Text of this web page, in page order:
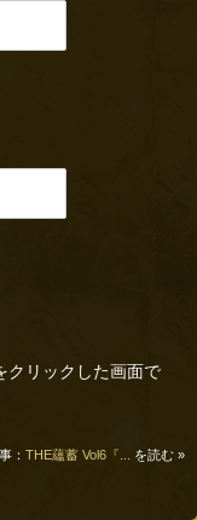
クリックした画面で
： THE蘊蓄 Vol6『... を読む »